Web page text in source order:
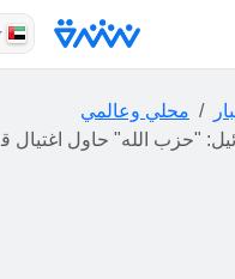
محلي وعالمي
الله" حاول اغتيال قائد المنطقة الشمالية الإسرائيلية